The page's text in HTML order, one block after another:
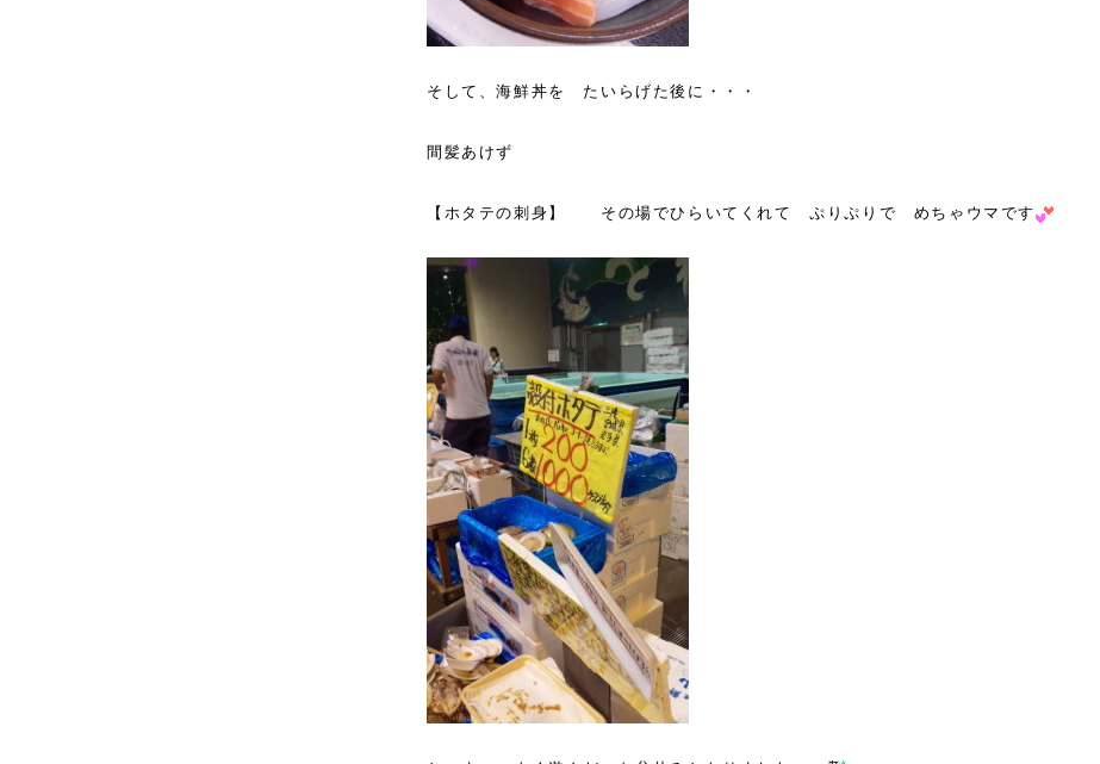
そして、海鮮丼を たいらげた後に・・・
間髪あけず
【ホタテの刺身】 その場でひらいてくれて ぷりぷりで めちゃウマです